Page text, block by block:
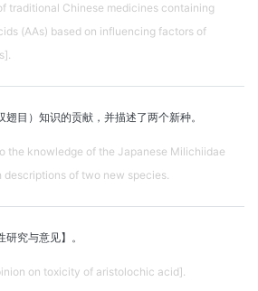
traditional Chinese medicines containing
(AAs) based on influencing factors of
翅目）知识的贡献，并描述了两个新种。
the knowledge of the Japanese Milichiidae
descriptions of two new species.
研究与意见】。
on toxicity of aristolochic acid].